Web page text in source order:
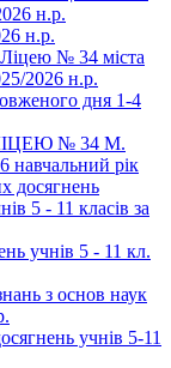
н.р.
н.р.
Ліцею № 34 міста
2026 н.р.
дня 1-4
№ 34 М.
рік
досягнень
5 - 11 класів за
учнів 5 - 11 кл.
з основ наук
учнів 5-11